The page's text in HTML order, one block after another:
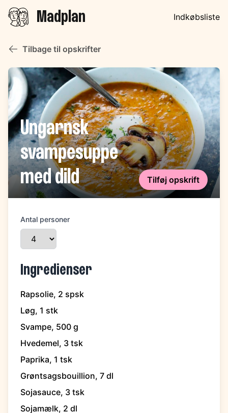
Madplan Indkøbsliste
Tilbage til opskrifter
Ungarnsk
svampesuppe
med dild
Tilføj opskrift
Antal personer
Ingredienser
Rapsolie, 2 spsk
Løg, 1 stk
Svampe, 500 g
Hvedemel, 3 tsk
Paprika, 1 tsk
Grøntsagsbouillion, 7 dl
Sojasauce, 3 tsk
Sojamælk, 2 dl